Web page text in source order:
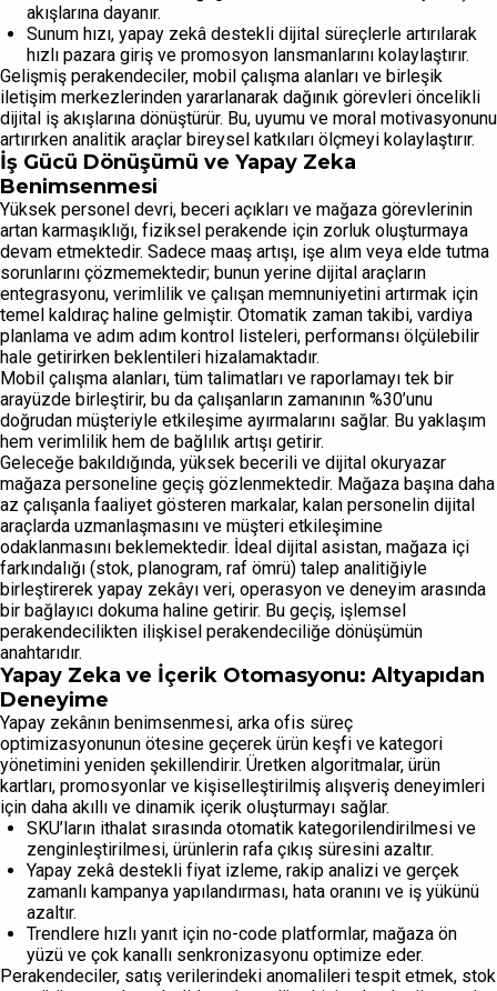
akışlarına dayanır.
Sunum hızı, yapay zekâ destekli dijital süreçlerle artırılarak
hızlı pazara giriş ve promosyon lansmanlarını kolaylaştırır.
Gelişmiş perakendeciler, mobil çalışma alanları ve birleşik
iletişim merkezlerinden yararlanarak dağınık görevleri öncelikli
dijital iş akışlarına dönüştürür. Bu, uyumu ve moral motivasyonunu
artırırken analitik araçlar bireysel katkıları ölçmeyi kolaylaştırır.
İş Gücü Dönüşümü ve Yapay Zeka
Benimsenmesi
Yüksek personel devri, beceri açıkları ve mağaza görevlerinin
artan karmaşıklığı, fiziksel perakende için zorluk oluşturmaya
devam etmektedir. Sadece maaş artışı, işe alım veya elde tutma
sorunlarını çözmemektedir; bunun yerine dijital araçların
entegrasyonu, verimlilik ve çalışan memnuniyetini artırmak için
temel kaldıraç haline gelmiştir. Otomatik zaman takibi, vardiya
planlama ve adım adım kontrol listeleri, performansı ölçülebilir
hale getirirken beklentileri hizalamaktadır.
Mobil çalışma alanları, tüm talimatları ve raporlamayı tek bir
arayüzde birleştirir, bu da çalışanların zamanının %30’unu
doğrudan müşteriyle etkileşime ayırmalarını sağlar. Bu yaklaşım
hem verimlilik hem de bağlılık artışı getirir.
Geleceğe bakıldığında, yüksek becerili ve dijital okuryazar
mağaza personeline geçiş gözlenmektedir. Mağaza başına daha
az çalışanla faaliyet gösteren markalar, kalan personelin dijital
araçlarda uzmanlaşmasını ve müşteri etkileşimine
odaklanmasını beklemektedir. İdeal dijital asistan, mağaza içi
farkındalığı (stok, planogram, raf ömrü) talep analitiğiyle
birleştirerek yapay zekâyı veri, operasyon ve deneyim arasında
bir bağlayıcı dokuma haline getirir. Bu geçiş, işlemsel
perakendecilikten ilişkisel perakendeciliğe dönüşümün
anahtarıdır.
Yapay Zeka ve İçerik Otomasyonu: Altyapıdan
Deneyime
Yapay zekânın benimsenmesi, arka ofis süreç
optimizasyonunun ötesine geçerek ürün keşfi ve kategori
yönetimini yeniden şekillendirir. Üretken algoritmalar, ürün
kartları, promosyonlar ve kişiselleştirilmiş alışveriş deneyimleri
için daha akıllı ve dinamik içerik oluşturmayı sağlar.
SKU’ların ithalat sırasında otomatik kategorilendirilmesi ve
zenginleştirilmesi, ürünlerin rafa çıkış süresini azaltır.
Yapay zekâ destekli fiyat izleme, rakip analizi ve gerçek
zamanlı kampanya yapılandırması, hata oranını ve iş yükünü
azaltır.
Trendlere hızlı yanıt için no-code platformlar, mağaza ön
yüzü ve çok kanallı senkronizasyonu optimize eder.
Perakendeciler, satış verilerindeki anomalileri tespit etmek, stok